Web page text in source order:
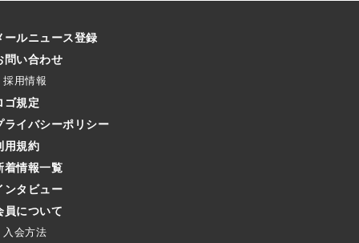
ールニュース登録
問い合わせ
採用情報
ゴ規定
ライバシーポリシー
用規約
着情報一覧
ンタビュー
員について
入会方法